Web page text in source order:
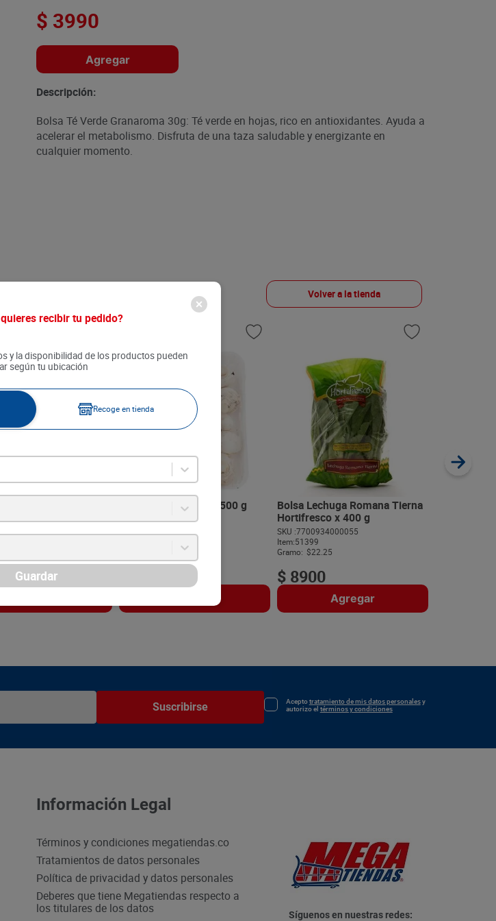
$ 3990
Agregar
Descripción:
Bolsa Té Verde Granaroma 30g: Té verde en hojas, rico en antioxidantes. Ayuda a
acelerar el metabolismo. Disfruta de una taza saludable y energizante en
cualquier momento.
Volver a la tienda
Champiñón Entero x 500 g
Bolsa Lechuga Romana Tierna
Hortifresco x 400 g
SKU :7700934000055
Item:51399
Gramo: $22.25
$ 8900
Agregar
:51418
Suscribirse Aceptotratamiento de mis datos personalesy
autorizo el términos y condiciones
Información Legal
Términos y condiciones megatiendas.co
Tratamientos de datos personales
Política de privacidad y datos personales
Deberes que tiene Megatiendas respecto a
los titulares de los datos
Síguenos en nuestras redes:
recibir tu pedido?
y la disponibilidad de los productos pueden
según tu ubicación
Recoge en tienda
Guardar